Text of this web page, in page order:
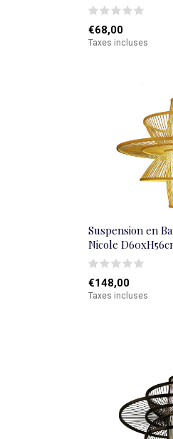
€68,00
Taxes incluses
Suspension en
Nicole
€148,00
Taxes incluses